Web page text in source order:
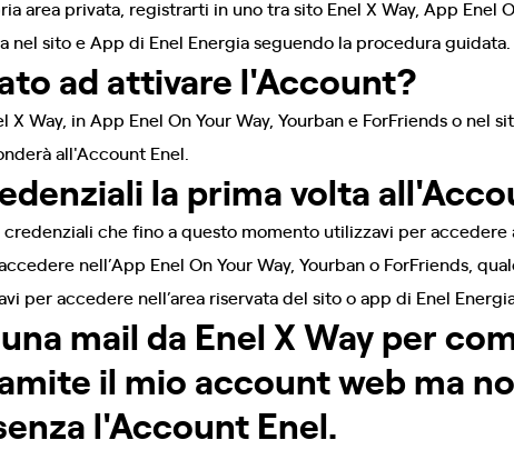
area privata, registrarti in uno tra sito Enel X Way, App Enel
nel sito e App di Enel Energia seguendo la procedura guidata.
ad attivare l'Account?
X Way, in App Enel On Your Way, Yourban e ForFriends o nel
all'Account Enel.
la prima volta
che fino a questo momento utilizzavi per accedere
nell’App Enel On Your Way, Yourban o ForFriends,
per accedere nell’area riservata del sito o app di Enel
mail da Enel X Way per
il mio account web ma
l'Account Enel.